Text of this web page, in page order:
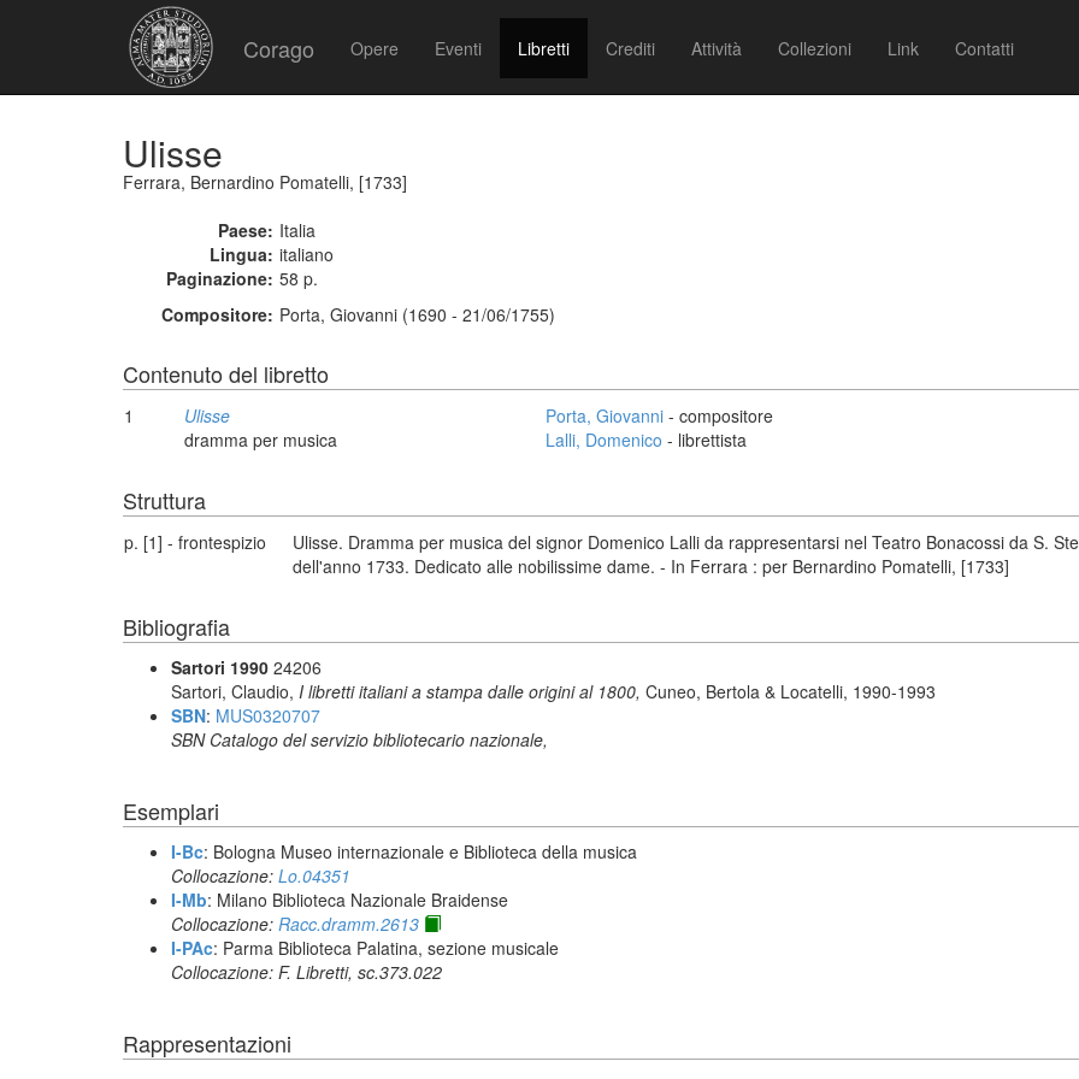
Corago Opere Eventi Libretti Crediti Attività Collezioni Link Contatti
Ulisse
Ferrara, Bernardino Pomatelli, [1733]
Paese: Italia
Lingua: italiano
Paginazione: 58 p.
Compositore: Porta, Giovanni (1690 - 21/06/1755)
Contenuto del libretto
1
Ulisse
dramma per musica
Porta, Giovanni - compositore
Lalli, Domenico - librettista
Struttura
p. [1] - frontespizio
Ulisse. Dramma per musica del signor Domenico Lalli da rappresentarsi nel Teatro Bonacossi da S.
dell'anno 1733. Dedicato alle nobilissime dame. - In Ferrara : per Bernardino Pomatelli, [1733]
Bibliografia
Sartori 1990 24206
Sartori, Claudio, I libretti italiani a stampa dalle origini al 1800, Cuneo, Bertola & Locatelli, 1990-1993
SBN: MUS0320707
SBN Catalogo del servizio bibliotecario nazionale,
Esemplari
I-Bc: Bologna Museo internazionale e Biblioteca della musica
Collocazione: Lo.04351
I-Mb: Milano Biblioteca Nazionale Braidense
Collocazione: Racc.dramm.2613
I-PAc: Parma Biblioteca Palatina, sezione musicale
Collocazione: F. Libretti, sc.373.022
Rappresentazioni